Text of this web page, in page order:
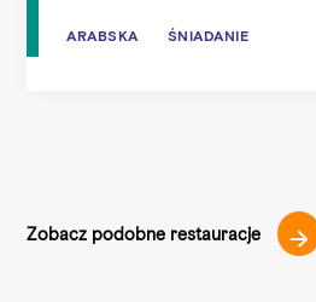
ARABSKA ŚNIADANIE
ARABSKA ŚNIADANIE
Zobacz podobne restauracje